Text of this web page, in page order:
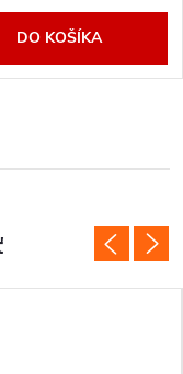
DO KOŠÍKA